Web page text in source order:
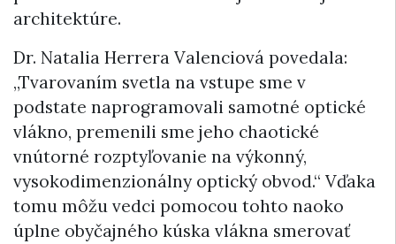
architektúre.
Dr. Natalia Herrera Valenciová povedala:
„Tvarovaním svetla na vstupe sme v
podstate naprogramovali samotné optické
vlákno, premenili sme jeho chaotické
vnútorné rozptyľovanie na výkonný,
vysokodimenzionálny optický obvod.“ Vďaka
tomu môžu vedci pomocou tohto naoko
úplne obyčajného kúska vlákna smerovať